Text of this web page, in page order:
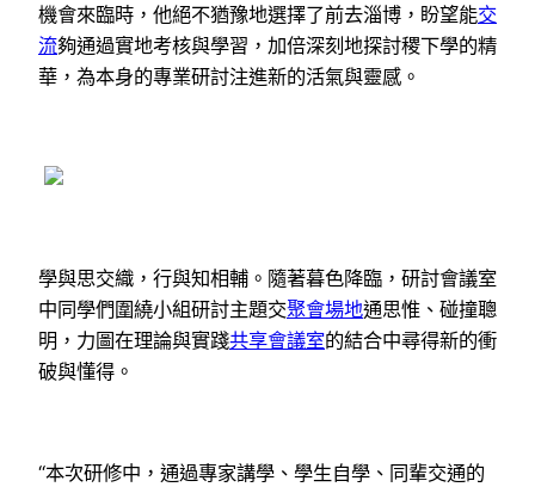
機會來臨時，他絕不猶豫地選擇了前去淄博，盼望能交
流夠通過實地考核與學習，加倍深刻地探討稷下學的精
華，為本身的專業研討注進新的活氣與靈感。
學與思交織，行與知相輔。隨著暮色降臨，研討會議室
中同學們圍繞小組研討主題交聚會場地通思惟、碰撞聰
明，力圖在理論與實踐共享會議室的結合中尋得新的衝
破與懂得。
“本次研修中，通過專家講學、學生自學、同輩交通的